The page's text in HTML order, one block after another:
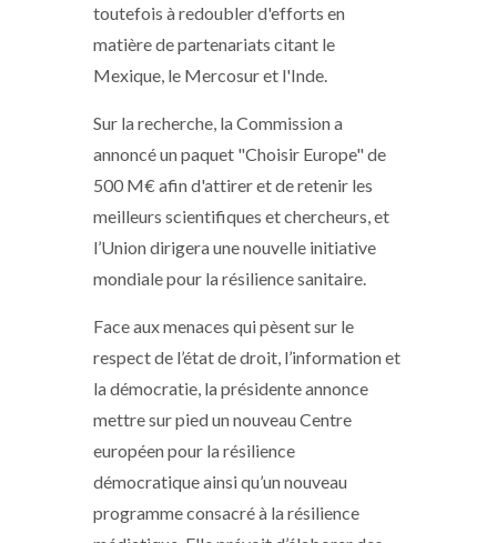
toutefois à redoubler d'efforts en
matière de partenariats citant le
Mexique, le Mercosur et l'Inde.
Sur la recherche, la Commission a
annoncé un paquet "Choisir Europe" de
500 M€ afin d'attirer et de retenir les
meilleurs scientifiques et chercheurs, et
l’Union dirigera une nouvelle initiative
mondiale pour la résilience sanitaire.
Face aux menaces qui pèsent sur le
respect de l’état de droit, l’information et
la démocratie, la présidente annonce
mettre sur pied un nouveau Centre
européen pour la résilience
démocratique ainsi qu’un nouveau
programme consacré à la résilience